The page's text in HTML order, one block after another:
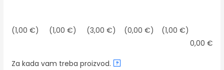
(1,00 €) (1,00 €) (3,00 €) (0,00 €) (1,00 €)
0,00 €
Za kada vam treba proizvod. ?